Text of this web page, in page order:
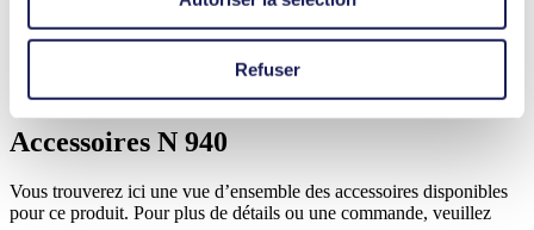
Refuser
ZIP (39 MB) - Modèle 3D CAO - Anglais
Accessoires N 940
Vous trouverez ici une vue d’ensemble des accessoires disponibles
pour ce produit. Pour plus de détails ou une commande, veuillez